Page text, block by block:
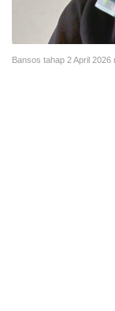
Bansos tahap 2 April 2026